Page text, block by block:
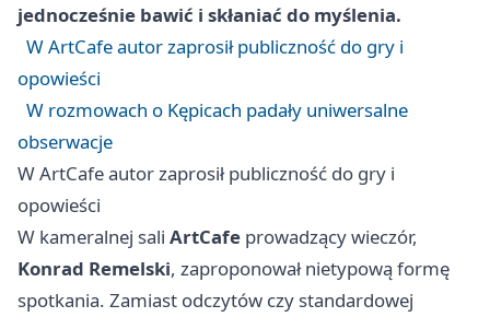
jednocześnie bawić i skłaniać do myślenia.
W ArtCafe autor zaprosił publiczność do gry i
opowieści
W rozmowach o Kępicach padały uniwersalne
obserwacje
W ArtCafe autor zaprosił publiczność do gry i
opowieści
W kameralnej sali ArtCafe prowadzący wieczór,
Konrad Remelski, zaproponował nietypową formę
spotkania. Zamiast odczytów czy standardowej